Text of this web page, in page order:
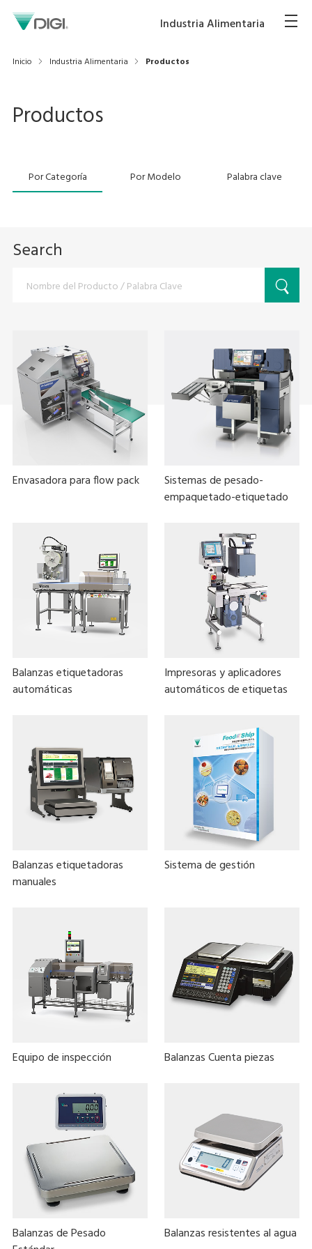
Industria Alimentaria
Inicio Industria Alimentaria Productos
Productos
Por Categoría Por Modelo Palabra clave
Search
Envasadora para flow pack
Sistemas de pesado-
empaquetado-etiquetado
Balanzas etiquetadoras
automáticas
Impresoras y aplicadores
automáticos de etiquetas
Balanzas etiquetadoras
manuales
Sistema de gestión
Equipo de inspección Balanzas Cuenta piezas
Balanzas de Pesado
Balanzas resistentes al agua